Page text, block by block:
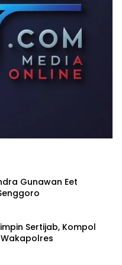
Gunawan Eet
Sertijab, Kompol